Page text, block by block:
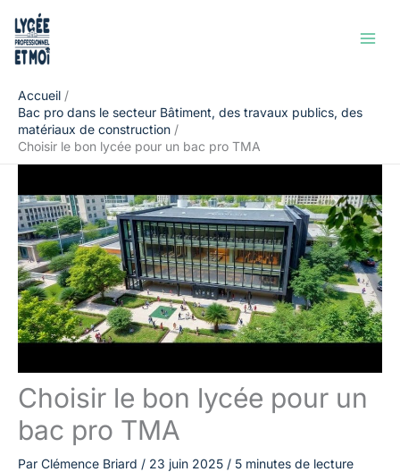
contenu
Accueil
Bac pro dans le secteur Bâtiment, des travaux publics, des
matériaux de construction
Choisir le bon lycée pour un bac pro TMA
Choisir le bon lycée pour un
bac pro TMA
Par Clémence Briard / 23 juin 2025 / 5 minutes de lecture
Rechercher